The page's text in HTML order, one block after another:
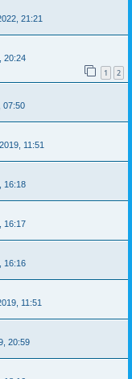
21:21
20:24
1 2
07:50
11:51
16:18
16:17
16:16
11:51
20:59